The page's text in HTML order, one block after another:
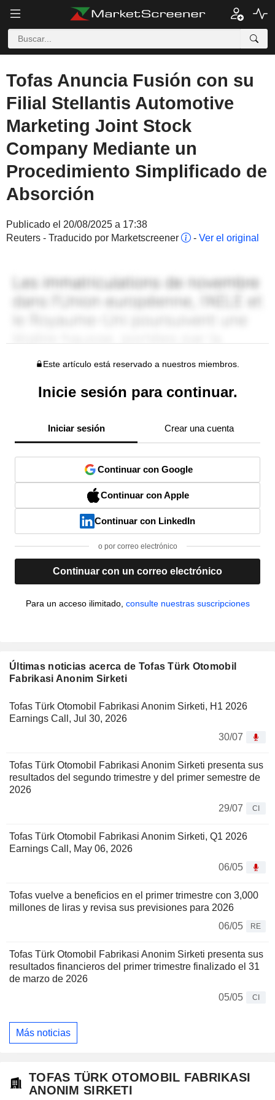
Tofas Anuncia Fusión con su
Filial Stellantis Automotive
Marketing Joint Stock
Company Mediante un
Procedimiento Simplificado de
Absorción
Publicado el 20/08/2025 a 17:38
Reuters - Traducido por Marketscreener
- Ver el original
Este artículo está reservado a nuestros miembros.
Inicie sesión para continuar.
Iniciar sesión Crear una cuenta
Continuar con Google
Continuar con Apple
Continuar con LinkedIn
o por correo electrónico
Continuar con un correo electrónico
Para un acceso ilimitado, consulte nuestras suscripciones
Últimas noticias acerca de Tofas Türk Otomobil
Fabrikasi Anonim Sirketi
Tofas Türk Otomobil Fabrikasi Anonim Sirketi, H1 2026
Earnings Call, Jul 30, 2026
30/07
Tofas Türk Otomobil Fabrikasi Anonim Sirketi presenta sus
resultados del segundo trimestre y del primer semestre de
2026
29/07
CI
Tofas Türk Otomobil Fabrikasi Anonim Sirketi, Q1 2026
Earnings Call, May 06, 2026
06/05
Tofas vuelve a beneficios en el primer trimestre con 3,000
millones de liras y revisa sus previsiones para 2026
06/05
RE
Tofas Türk Otomobil Fabrikasi Anonim Sirketi presenta sus
resultados financieros del primer trimestre finalizado el 31
de marzo de 2026
05/05
CI
Más noticias
TOFAS TÜRK OTOMOBIL FABRIKASI
ANONIM SIRKETI